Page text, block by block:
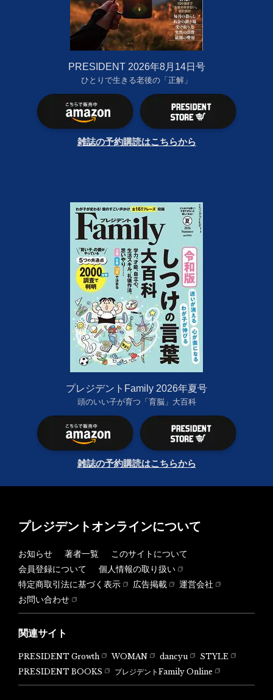
PRESIDENT 2026年8月14日号
ひとりで生きる老後の「正解」
雑誌の予約購読はこちらから
プレジデントFamily 2026年夏号
頭のいい子が育つ「育脳」大百科
雑誌の予約購読はこちらから
プレジデントオンラインについて
お知らせ 著者一覧
このサイトについて
会員登録について
個人情報の取り扱い
特定商取引法に基づく表示
広告掲載
運営会社
お問い合わせ
関連サイト
PRESIDENT Growth WOMAN dancyu
STYLE
PRESIDENT BOOKS
プレジデントFamily Online